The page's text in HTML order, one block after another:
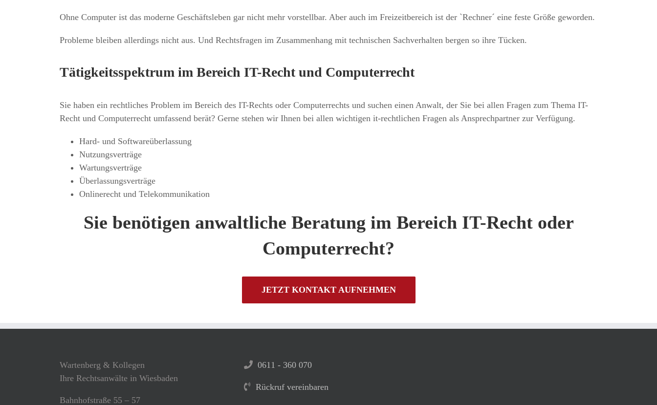
Ohne Computer ist das moderne Geschäftsleben gar nicht mehr vorstellbar. Aber auch im Freizeitbereich ist der `Rechner´ eine feste Größe geworden.
Probleme bleiben allerdings nicht aus. Und Rechtsfragen im Zusammenhang mit technischen Sachverhalten bergen so ihre Tücken.
Tätigkeitsspektrum im Bereich IT-Recht und Computerrecht
Sie haben ein rechtliches Problem im Bereich des IT-Rechts oder Computerrechts und suchen einen Anwalt, der Sie bei allen Fragen zum Thema IT-
Recht und Computerrecht umfassend berät? Gerne stehen wir Ihnen bei allen wichtigen it-rechtlichen Fragen als Ansprechpartner zur Verfügung.
Hard- und Softwareüberlassung
Nutzungsverträge
Wartungsverträge
Überlassungsverträge
Onlinerecht und Telekommunikation
Sie benötigen anwaltliche Beratung im Bereich IT-Recht oder
Computerrecht?
JETZT KONTAKT AUFNEHMEN
Wartenberg & Kollegen
Ihre Rechtsanwälte in Wiesbaden
Bahnhofstraße 55 – 57
0611 - 360 070
Rückruf vereinbaren